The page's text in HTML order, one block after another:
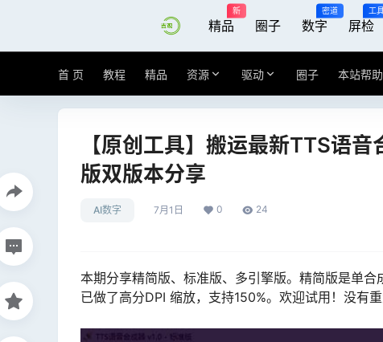
精品
新
圈子 数字
密道
屏检
工
首 页 教程 精品 资源 驱动 圈子 本站帮助
【原创工具】搬运最新TTS语
版双版本分享
AI数字 7月1日 0 24
本期分享精简版、标准版、多引擎版。精简版是单合
已做了高分DPI 缩放，支持150%。欢迎试用！没有